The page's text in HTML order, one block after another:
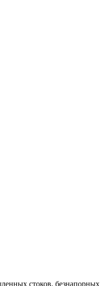
стоков, безнапорных